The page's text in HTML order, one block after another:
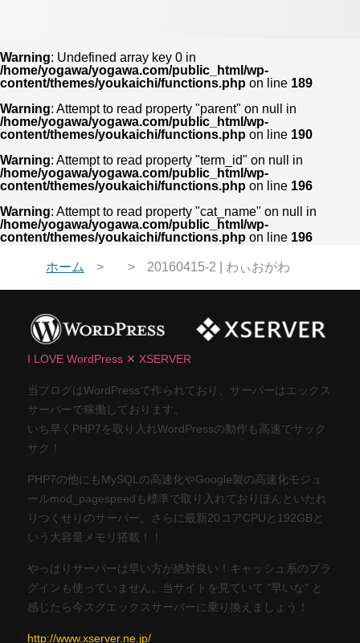
Warning: Undefined array key 0 in
/home/yogawa/yogawa.com/public_html/wp-
content/themes/youkaichi/functions.php on line 189
Warning: Attempt to read property "parent" on null in
/home/yogawa/yogawa.com/public_html/wp-
content/themes/youkaichi/functions.php on line 190
Warning: Attempt to read property "term_id" on null in
/home/yogawa/yogawa.com/public_html/wp-
content/themes/youkaichi/functions.php on line 196
Warning: Attempt to read property "cat_name" on null in
/home/yogawa/yogawa.com/public_html/wp-
content/themes/youkaichi/functions.php on line 196
ホーム 20160415-2 | わぃおがわ
I LOVE WordPress ✕ XSERVER
当ブログはWordPressで作られており、サーバーはエックス
サーバーで稼働しております。
いち早くPHP7を取り入れWordPressの動作も高速でサック
サク！
PHP7の他にもMySQLの高速化やGoogle製の高速化モジュ
ールmod_pagespeedも標準で取り入れておりほんといたれ
りつくせりのサーバー。さらに最新20コアCPUと192GBと
いう大容量メモリ搭載！！
やっぱりサーバーは早い方が絶対良い！キャッシュ系のプラ
グインも使っていません。当サイトを見ていて "早いな" と
感じたら今スグエックスサーバーに乗り換えましょう！
http://www.xserver.ne.jp/